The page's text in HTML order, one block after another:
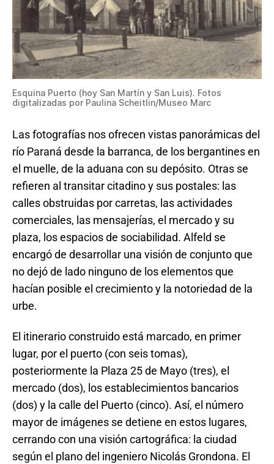
Esquina Puerto (hoy San Martín y San Luis). Fotos
digitalizadas por Paulina Scheitlin/Museo Marc
Las fotografías nos ofrecen vistas panorámicas del
río Paraná desde la barranca, de los bergantines en
el muelle, de la aduana con su depósito. Otras se
refieren al transitar citadino y sus postales: las
calles obstruidas por carretas, las actividades
comerciales, las mensajerías, el mercado y su
plaza, los espacios de sociabilidad. Alfeld se
encargó de desarrollar una visión de conjunto que
no dejó de lado ninguno de los elementos que
hacían posible el crecimiento y la notoriedad de la
urbe.
El itinerario construido está marcado, en primer
lugar, por el puerto (con seis tomas),
posteriormente la Plaza 25 de Mayo (tres), el
mercado (dos), los establecimientos bancarios
(dos) y la calle del Puerto (cinco). Así, el número
mayor de imágenes se detiene en estos lugares,
cerrando con una visión cartográfica: la ciudad
según el plano del ingeniero Nicolás Grondona. El